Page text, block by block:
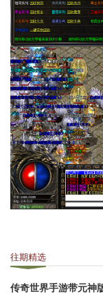
往期精选
传奇世界手游带元神